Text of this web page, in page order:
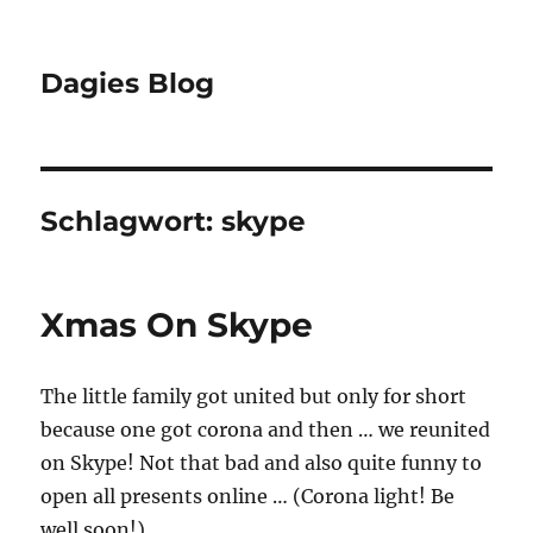
Dagies Blog
Schlagwort:skype
Xmas On Skype
The little family got united but only for short
because one got corona and then … we reunited
on Skype! Not that bad and also quite funny to
open all presents online … (Corona light! Be